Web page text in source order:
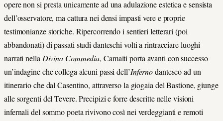
opere non si presta unicamente ad una adulazione estetica e sensista
dell’osservatore, ma cattura nei densi impasti vere e proprie
testimonianze storiche. Ripercorrendo i sentieri letterari (poi
abbandonati) di passati studi danteschi volti a rintracciare luoghi
narrati nellaDivina Commedia, Camaiti porta avanti con successo
un’indagine che collega alcuni passi dell’Infernodantesco ad un
itinerario che dal Casentino, attraverso la giogaia del Bastione, giunge
alle sorgenti del Tevere. Precipizi e forre descritte nelle visioni
infernali del sommo poeta rivivono così nei verdeggianti e remoti